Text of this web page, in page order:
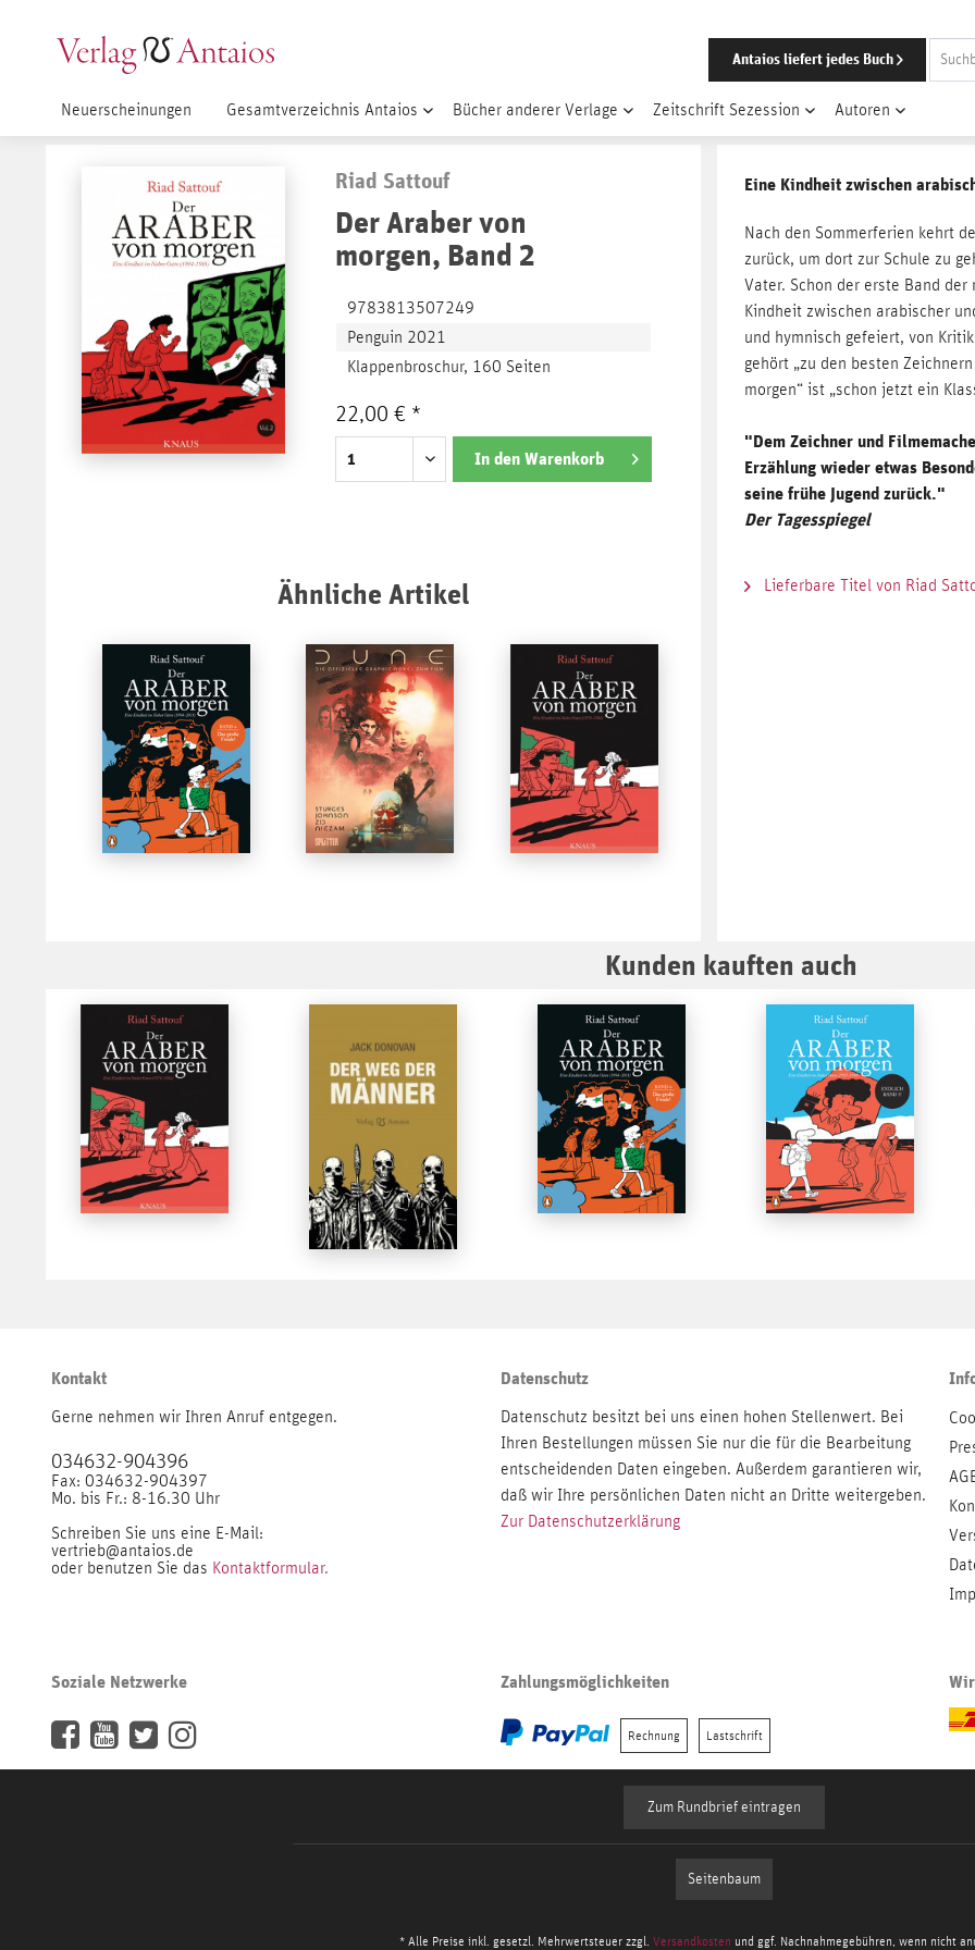
Antaios liefert jedes Buch
Neuerscheinungen Gesamtverzeichnis Antaios Bücher anderer Verlage Zeitschrift Sezession Autoren
Riad Sattouf
Der Araber von
morgen, Band 2
9783813507249
Penguin 2021
Klappenbroschur, 160 Seiten
22,00 € *
In den Warenkorb
Ähnliche Artikel
Eine Kindheit zwischen
Nach den Sommerferien kehrt
zurück, um dort zur Schule zu
Vater. Schon der erste Band
Kindheit zwischen arabischer
und hymnisch gefeiert, von
gehört „zu den besten
morgen“ ist „schon jetzt ein
"Dem Zeichner und
Erzählung wieder etwas
seine frühe Jugend zurück."
Der Tagesspiegel
Lieferbare Titel von Riad
Kunden kauften auch
Kontakt
Gerne nehmen wir Ihren Anruf entgegen.
034632-904396
Fax: 034632-904397
Mo. bis Fr.: 8-16.30 Uhr
Schreiben Sie uns eine E-Mail:
vertrieb@antaios.de
oder benutzen Sie das Kontaktformular.
Datenschutz
Datenschutz besitzt bei uns einen hohen Stellenwert. Bei
Ihren Bestellungen müssen Sie nur die für die Bearbeitung
entscheidenden Daten eingeben. Außerdem garantieren wir,
daß wir Ihre persönlichen Daten nicht an Dritte weitergeben.
Zur Datenschutzerklärung
Soziale Netzwerke Zahlungsmöglichkeiten
Rechnung Lastschrift
Zum Rundbrief eintragen
Seitenbaum
* Alle Preise inkl. gesetzl. Mehrwertsteuer zzgl. Versandkosten und ggf. Nachnahmegebühren, wenn nicht